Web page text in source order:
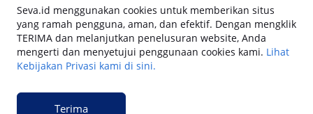
Seva.id menggunakan cookies untuk memberikan situs
yang ramah pengguna, aman, dan efektif. Dengan mengklik
TERIMA dan melanjutkan penelusuran website, Anda
mengerti dan menyetujui penggunaan cookies kami. Lihat
Kebijakan Privasi kami di sini.
Terima
Tentang SEVASyarat & Ketentuan
Pemberitahuan Privasi